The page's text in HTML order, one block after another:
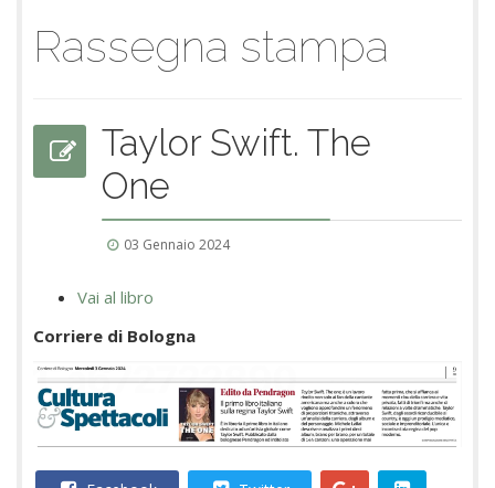
Rassegna stampa
Taylor Swift. The
One
03 Gennaio 2024
Vai al libro
Corriere di Bologna